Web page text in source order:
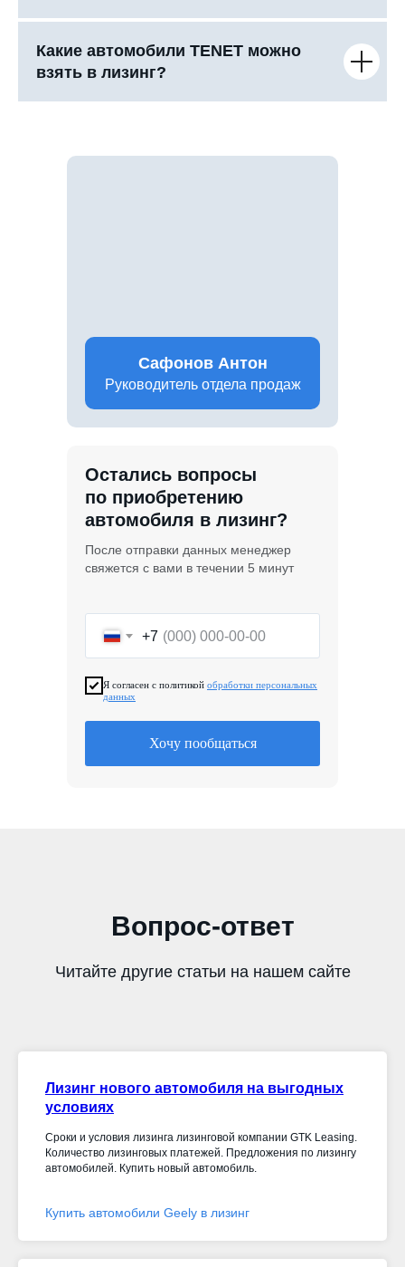
Какие автомобили TENET можно
взять в лизинг?
+7
Я согласен с политикой обработки персональных
данных
Хочу пообщаться
Остались вопросы
по приобретению
автомобиля в лизинг?
После отправки данных менеджер
свяжется с вами в течении 5 минут
Сафонов Антон
Руководитель отдела продаж
Вопрос-ответ
Читайте другие статьи на нашем сайте
Лизинг нового автомобиля на выгодных
условиях
Сроки и условия лизинга лизинговой компании GTK Leasing.
Количество лизинговых платежей. Предложения по лизингу
автомобилей. Купить новый автомобиль.
Купить автомобили Geely в лизинг